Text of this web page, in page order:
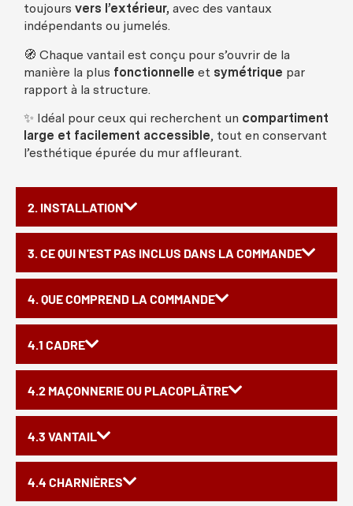
2. INSTALLATION
3. CE QUI N'EST PAS INCLUS DANS LA COMMANDE
4. QUE COMPREND LA COMMANDE
4.1 CADRE
4.2 MAÇONNERIE OU PLACOPLÂTRE
4.3 VANTAIL
4.4 CHARNIÈRES
toujours vers l’extérieur, avec des vantaux
indépendants ou jumelés.
🧭 Chaque vantail est conçu pour s’ouvrir de la
manière la plus fonctionnelle et symétrique par
rapport à la structure.
✨ Idéal pour ceux qui recherchent un compartiment
large et facilement accessible, tout en conservant
l’esthétique épurée du mur affleurant.